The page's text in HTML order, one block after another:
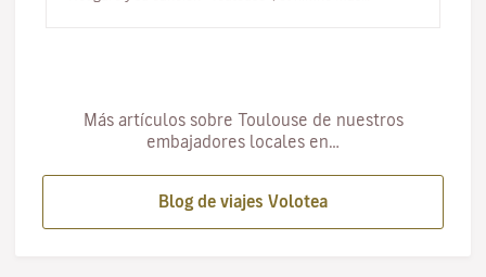
Más artículos sobre Toulouse de nuestros
embajadores locales en…
Blog de viajes Volotea